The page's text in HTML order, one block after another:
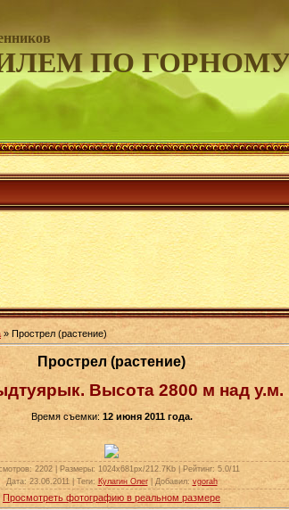
ПО
» Прострел (растение)
Прострел (растение)
Высота 2800 м над у.м.
Время съемки: 12 июня 2011 года.
: 2202 | Размеры: 1024x681px/212.7Kb | Рейтинг: 5.0/11
Дата: 23.06.2011 | Теги: Кулагин Олег| Добавил: vgorah
Просмотреть фотографию в реальном размере